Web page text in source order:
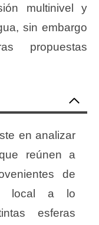
multinivel y
sin embargo
propuestas
en analizar
reúnen a
de
local a lo
esferas